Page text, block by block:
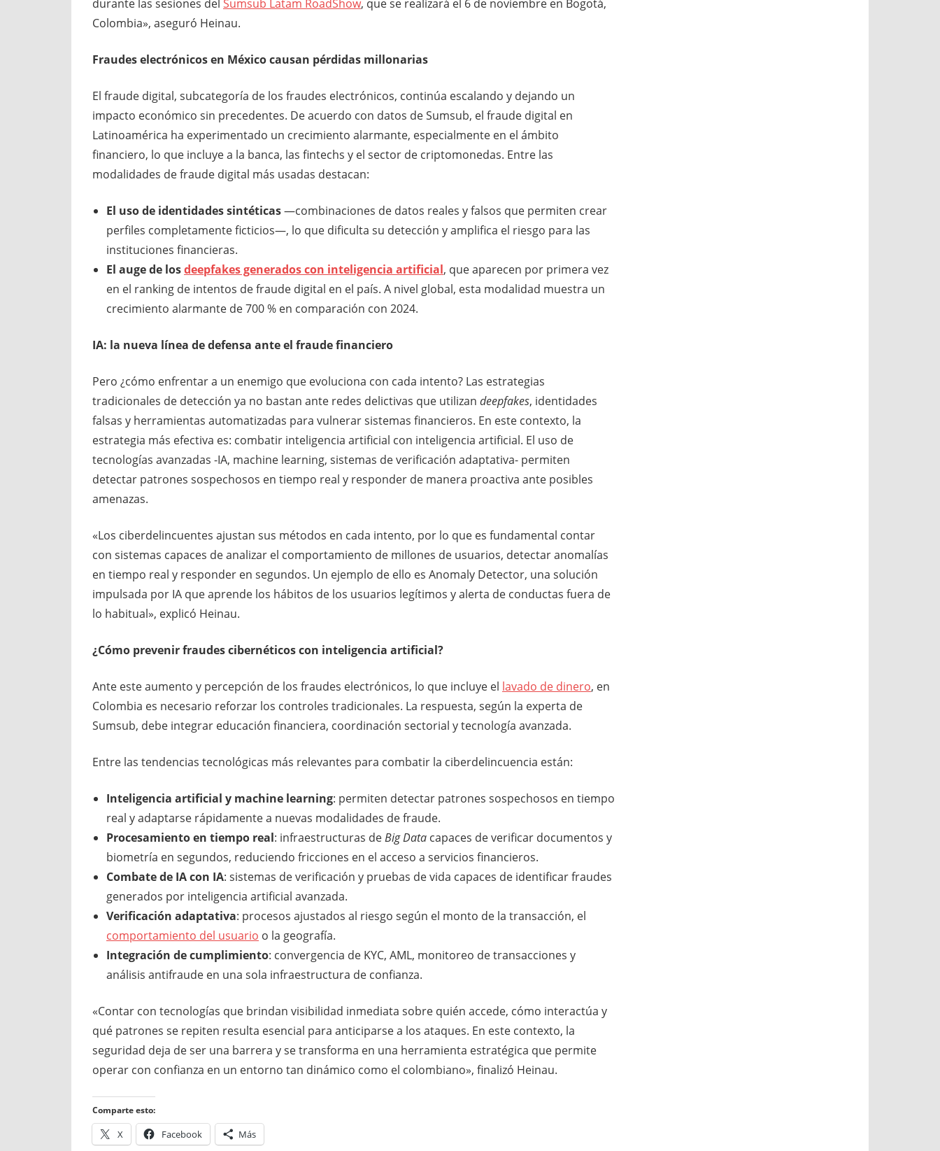
durante las sesiones del Sumsub Latam RoadShow, que se realizará el 6 de noviembre en Bogotá,
Colombia», aseguró Heinau.
Fraudes electrónicos en Méxicocausan pérdidas millonarias
El fraude digital, subcategoría de los fraudes electrónicos, continúa escalando y dejando un
impacto económico sin precedentes. De acuerdo con datos de Sumsub, el fraude digital en
Latinoamérica ha experimentado un crecimiento alarmante, especialmente en el ámbito
financiero, lo que incluye a la banca, las fintechs y el sector de criptomonedas. Entre las
modalidades de fraude digital más usadas destacan:
El uso de identidades sintéticas—combinaciones de datos reales y falsos que permiten crear
perfiles completamente ficticios—, lo que dificulta su detección y amplifica el riesgo para las
instituciones financieras.
El auge de losdeepfakes generados con inteligencia artificial, que aparecen por primera vez
en el ranking de intentos de fraude digital en el país. A nivel global, esta modalidad muestra un
crecimiento alarmante de 700 % en comparación con 2024.
IA: la nueva línea de defensa ante el fraude financiero
Pero ¿cómo enfrentar a un enemigo que evoluciona con cada intento? Las estrategias
tradicionales de detección ya no bastan ante redes delictivas que utilizan deepfakes, identidades
falsas y herramientas automatizadas para vulnerar sistemas financieros. En este contexto, la
estrategia más efectiva es: combatir inteligencia artificial con inteligencia artificial. El uso de
tecnologías avanzadas -IA, machine learning, sistemas de verificación adaptativa- permiten
detectar patrones sospechosos en tiempo real y responder de manera proactiva ante posibles
amenazas.
«Los ciberdelincuentes ajustan sus métodos en cada intento, por lo que es fundamental contar
con sistemas capaces de analizar el comportamiento de millones de usuarios, detectar anomalías
en tiempo real y responder en segundos. Un ejemplo de ello es Anomaly Detector, una solución
impulsada por IA que aprende los hábitos de los usuarios legítimos y alerta de conductas fuera de
lo habitual», explicó Heinau.
¿Cómo prevenir fraudes cibernéticos con inteligencia artificial?
Ante este aumento y percepción de los fraudes electrónicos, lo que incluye el lavado de dinero, en
Colombia es necesario reforzar los controles tradicionales. La respuesta, según la experta de
Sumsub, debe integrar educación financiera, coordinación sectorial y tecnología avanzada.
Entre las tendencias tecnológicas más relevantes para combatir la ciberdelincuencia están:
Inteligencia artificial y machine learning: permiten detectar patrones sospechosos en tiempo
real y adaptarse rápidamente a nuevas modalidades de fraude.
Procesamiento en tiempo real: infraestructuras deBig Data capaces de verificar documentos y
biometría en segundos, reduciendo fricciones en el acceso a servicios financieros.
Combate de IA con IA: sistemas de verificación y pruebas de vida capaces de identificar fraudes
generados por inteligencia artificial avanzada.
Verificación adaptativa: procesos ajustados al riesgo según el monto de la transacción, el
comportamiento del usuario o la geografía.
Integración de cumplimiento: convergencia de KYC, AML, monitoreo de transacciones y
análisis antifraude en una sola infraestructura de confianza.
«Contar con tecnologías que brindan visibilidad inmediata sobre quién accede, cómo interactúa y
qué patrones se repiten resulta esencial para anticiparse a los ataques. En este contexto, la
seguridad deja de ser una barrera y se transforma en una herramienta estratégica que permite
operar con confianza en un entorno tan dinámico como el colombiano», finalizó Heinau.
Comparte esto:
X Facebook Más